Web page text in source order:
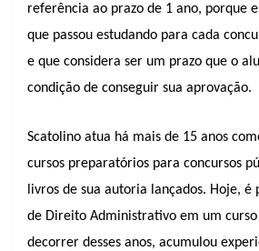
referência ao prazo de 1 ano, porque
que passou estudando para cada
e que considera ser um prazo que o
condição de conseguir sua aprovação.
Scatolino atua há mais de 15 anos
cursos preparatórios para concursos
livros de sua autoria lançados. Hoje, é
de Direito Administrativo em um
decorrer desses anos, acumulou